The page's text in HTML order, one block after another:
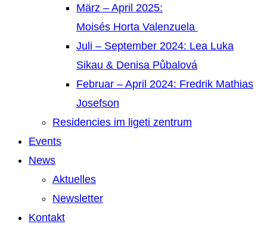
März – April 2025:
Moisés Horta Valenzuela
Juli – September 2024: Lea Luka
Sikau & Denisa Půbalová
Februar – April 2024: Fredrik Mathias
Josefson
Residencies im ligeti zentrum
Events
News
Aktuelles
Newsletter
Kontakt